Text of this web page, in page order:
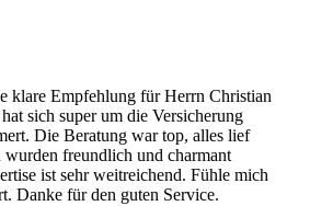
klare Empfehlung für Herrn Christian
sich super um die Versicherung
Die Beratung war top, alles lief
wurden freundlich und charmant
ist sehr weitreichend. Fühle mich
Danke für den guten Service.